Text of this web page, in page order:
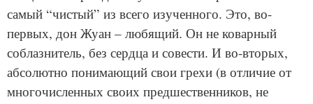
самый “чистый” из всего изученного. Это, во-
первых, дон Жуан – любящий. Он не коварный
соблазнитель, без сердца и совести. И во-вторых,
абсолютно понимающий свои грехи (в отличие от
многочисленных своих предшественников, не